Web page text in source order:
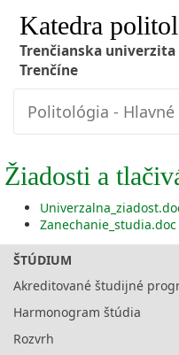
Katedra
Trenčianska
Trenčíne
Politológia - Hlavné
Žiadosti a
Zanechanie_studia.doc
ŠTÚDIUM
Akreditované študijné
Harmonogram štúdia
Rozvrh